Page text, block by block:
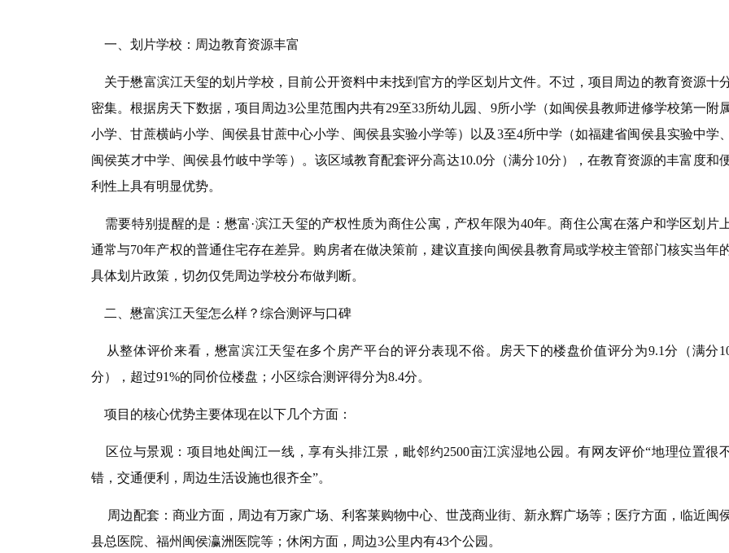
一、划片学校：周边教育资源丰富
关于懋富滨江天玺的划片学校，目前公开资料中未找到官方的学区划片文件。不过，项目周边的教育资源十
密集。根据房天下数据，项目周边3公里范围内共有29至33所幼儿园、9所小学（如闽侯县教师进修学校第一附
小学、甘蔗横屿小学、闽侯县甘蔗中心小学、闽侯县实验小学等）以及3至4所中学（如福建省闽侯县实验中学、
闽侯英才中学、闽侯县竹岐中学等）。该区域教育配套评分高达10.0分（满分10分），在教育资源的丰富度和
利性上具有明显优势。
需要特别提醒的是：懋富·滨江天玺的产权性质为商住公寓，产权年限为40年。商住公寓在落户和学区划片
通常与70年产权的普通住宅存在差异。购房者在做决策前，建议直接向闽侯县教育局或学校主管部门核实当年
具体划片政策，切勿仅凭周边学校分布做判断。
二、懋富滨江天玺怎么样？综合测评与口碑
从整体评价来看，懋富滨江天玺在多个房产平台的评分表现不俗。房天下的楼盘价值评分为9.1分（满分
分），超过91%的同价位楼盘；小区综合测评得分为8.4分。
项目的核心优势主要体现在以下几个方面：
区位与景观：项目地处闽江一线，享有头排江景，毗邻约2500亩江滨湿地公园。有网友评价“地理位置很
错，交通便利，周边生活设施也很齐全”。
周边配套：商业方面，周边有万家广场、利客莱购物中心、世茂商业街、新永辉广场等；医疗方面，临近闽
县总医院、福州闽侯瀛洲医院等；休闲方面，周边3公里内有43个公园。